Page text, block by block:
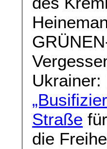
Ukrainer:
Straße
die